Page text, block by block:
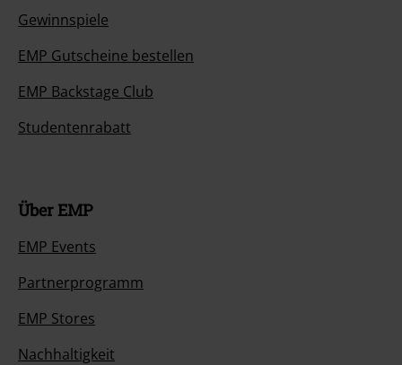
Gewinnspiele
EMP Gutscheine bestellen
EMP Backstage Club
Studentenrabatt
Über EMP
EMP Events
Partnerprogramm
EMP Stores
Nachhaltigkeit